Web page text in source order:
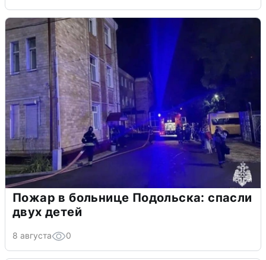
Пожар в больнице Подольска: спасли
двух детей
8 августа 0